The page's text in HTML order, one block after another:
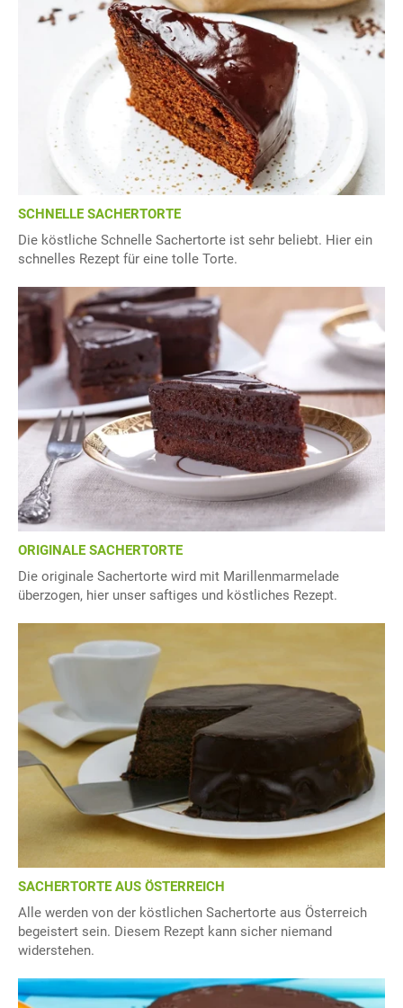
SCHNELLE SACHERTORTE
Die köstliche Schnelle Sachertorte ist sehr beliebt. Hier ein
schnelles Rezept für eine tolle Torte.
ORIGINALE SACHERTORTE
Die originale Sachertorte wird mit Marillenmarmelade
überzogen, hier unser saftiges und köstliches Rezept.
SACHERTORTE AUS ÖSTERREICH
Alle werden von der köstlichen Sachertorte aus Österreich
begeistert sein. Diesem Rezept kann sicher niemand
widerstehen.